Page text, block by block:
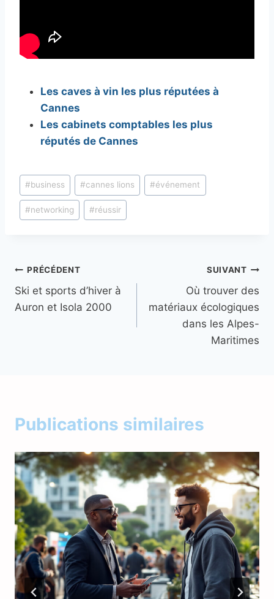
Les caves à vin les plus réputées à
Cannes
Les cabinets comptables les plus
réputés de Cannes
Étiquettes
de
la
#business #cannes lions #événement
#networking #réussir
Navigation
de
PRÉCÉDENT
Ski et sports d’hiver à
Auron et Isola 2000
SUIVANT
Où trouver des
matériaux écologiques
dans les Alpes-
Maritimes
Publications similaires